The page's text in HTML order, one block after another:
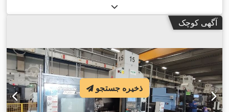
آگهی کوچک
ذخیره جستجو